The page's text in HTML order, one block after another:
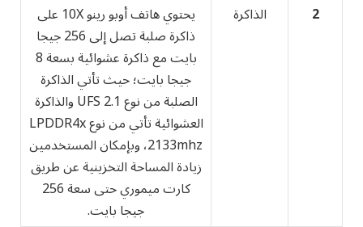
2
الذاكرة يحتوي هاتف أوبو رينو 10X على
ذاكرة صلبة تصل إلى 256 جيجا
بايت مع ذاكرة عشوائية بسعة 8
جيجا بايت؛ حيث تأتي الذاكرة
الصلبة من نوع UFS 2.1 والذاكرة
العشوائية تأتي من نوع LPDDR4x
2133mhz، وبإمكان المستخدمين
زيادة المساحة التخزينية عن طريق
كارت ميموري حتى سعة 256
جيجا بايت.